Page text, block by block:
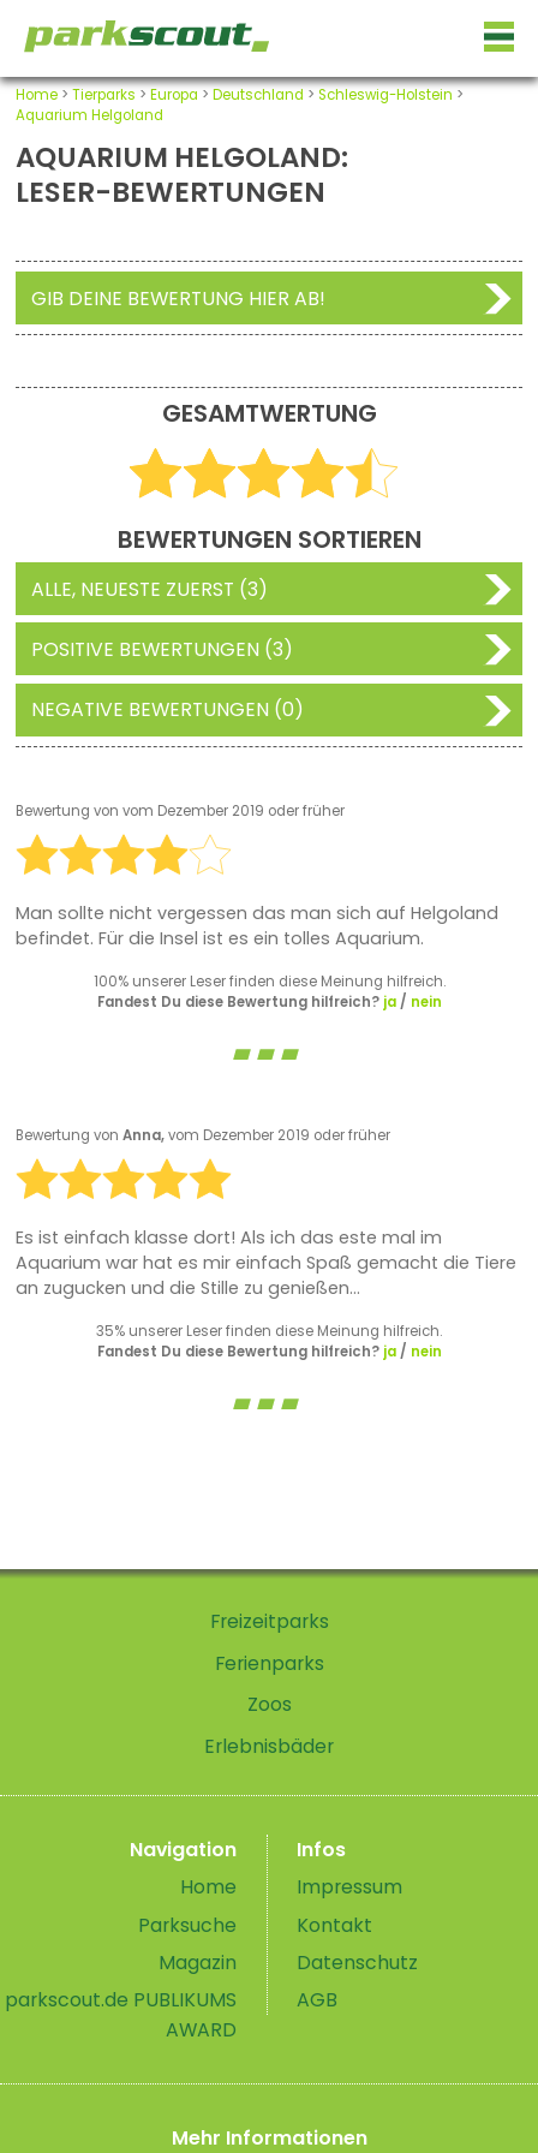
Home> Tierparks > Europa > Deutschland > Schleswig-Holstein >
Aquarium Helgoland
AQUARIUM HELGOLAND:
LESER-BEWERTUNGEN
GIB DEINE BEWERTUNG HIER AB!
GESAMTWERTUNG
BEWERTUNGEN SORTIEREN
ALLE, NEUESTE ZUERST (3)
POSITIVE BEWERTUNGEN (3)
NEGATIVE BEWERTUNGEN (0)
Bewertung von vom Dezember 2019 oder früher
Man sollte nicht vergessen das man sich auf Helgoland
befindet. Für die Insel ist es ein tolles Aquarium.
100% unserer Leser finden diese Meinung hilfreich.
Fandest Du diese Bewertung hilfreich? ja/ nein
Bewertung von Anna,vom Dezember 2019 oder früher
Es ist einfach klasse dort! Als ich das este mal im
Aquarium war hat es mir einfach Spaß gemacht die Tiere
an zugucken und die Stille zu genießen...
35% unserer Leser finden diese Meinung hilfreich.
Fandest Du diese Bewertung hilfreich? ja/ nein
Freizeitparks
Ferienparks
Zoos
Erlebnisbäder
Navigation
Home
Parksuche
Magazin
parkscout.de PUBLIKUMS
AWARD
Infos
Impressum
Kontakt
Datenschutz
AGB
Mehr Informationen